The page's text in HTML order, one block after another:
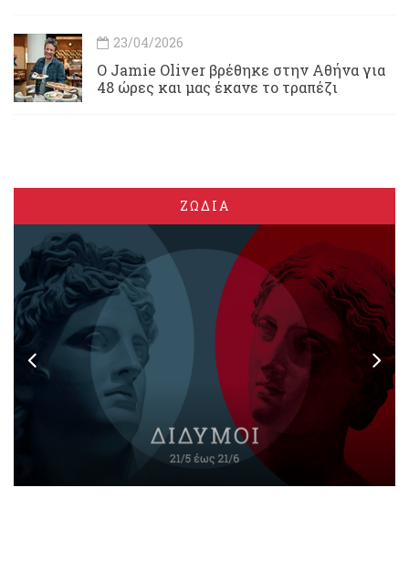
23/04/2026
Ο Jamie Oliver βρέθηκε στην Αθήνα για
48 ώρες και μας έκανε το τραπέζι
ΖΩΔΙΑ